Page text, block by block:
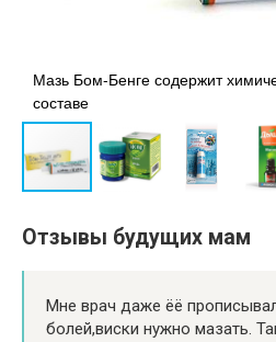
Мазь Бом-Бенге содержит
составе
Отзывы будущих мам
Мне врач даже ёё
болей,виски нужно мазать.